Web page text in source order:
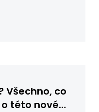
Všechno, co
této nové